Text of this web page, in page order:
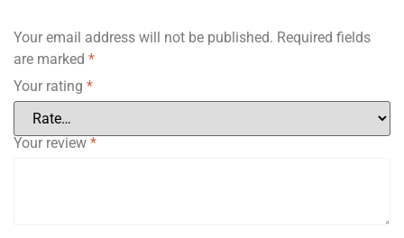
Your email address will not be published. Required fields
are marked *
Your rating *
Your review *